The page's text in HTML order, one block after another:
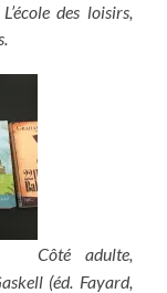
des loisirs,
Côté adulte,
(éd. Fayard,